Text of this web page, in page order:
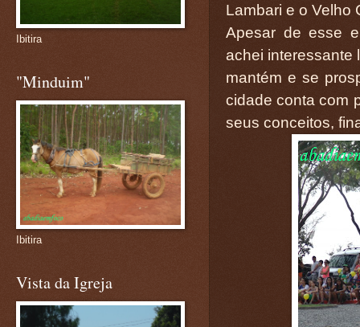
Lambari e o Velho
Apesar de esse
achei interessante
mantém e se
cidade conta com
seus conceitos,
Ibitira
"Minduim"
Ibitira
Vista da Igreja